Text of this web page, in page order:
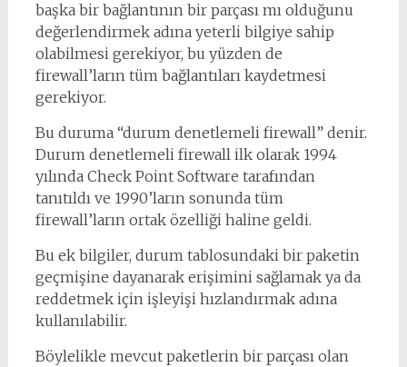
başka bir bağlantının bir parçası mı olduğunu
değerlendirmek adına yeterli bilgiye sahip
olabilmesi gerekiyor, bu yüzden de
firewall’ların tüm bağlantıları kaydetmesi
gerekiyor.
Bu duruma “durum denetlemeli firewall” denir.
Durum denetlemeli firewall ilk olarak 1994
yılında Check Point Software tarafından
tanıtıldı ve 1990’ların sonunda tüm
firewall’ların ortak özelliği haline geldi.
Bu ek bilgiler, durum tablosundaki bir paketin
geçmişine dayanarak erişimini sağlamak ya da
reddetmek için işleyişi hızlandırmak adına
kullanılabilir.
Böylelikle mevcut paketlerin bir parçası olan